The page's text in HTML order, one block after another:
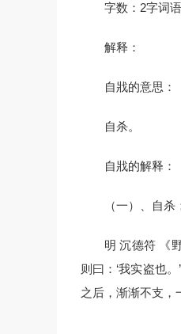
字数：2字词语
解释：
自戕的意思：
自杀。
自戕的解释：
（一）、自杀
明 沉德符 《
则曰：‘我实盗也
之后，渐渐不支，